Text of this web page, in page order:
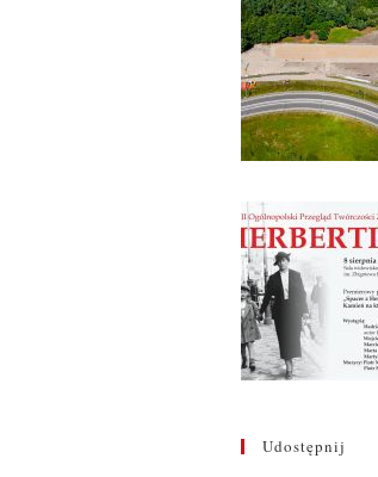
Udostępnij